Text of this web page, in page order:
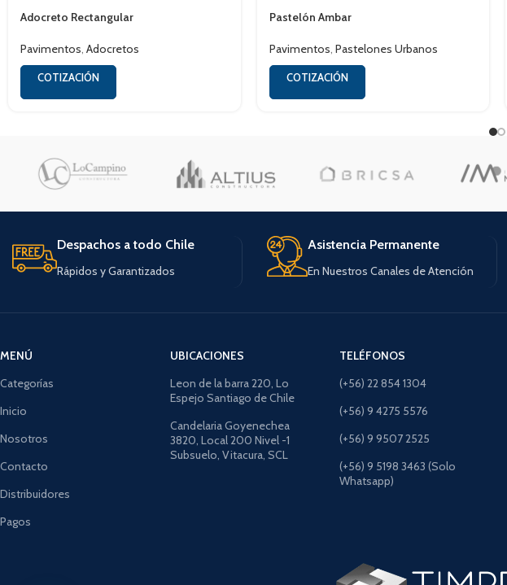
Adocreto Rectangular
Pavimentos Adocretos
COTIZACIÓN
Pastelón Ambar
Pavimentos Pastelones Urbanos
COTIZACIÓN
Despachos a todo Chile
Rápidos y Garantizados
Asistencia Permanente
En Nuestros Canales de Atención
MENÚ
Categorías
Inicio
Nosotros
Contacto
Distribuidores
Pagos
UBICACIONES
Leon de la barra 220, Lo
Espejo Santiago de Chile
Candelaria Goyenechea
3820, Local 200 Nivel -1
Subsuelo, Vitacura, SCL
TELÉFONOS
(+56) 22 854 1304
(+56) 9 4275 5576
(+56) 9 9507 2525
(+56) 9 5198 3463 (Solo
Whatsapp)